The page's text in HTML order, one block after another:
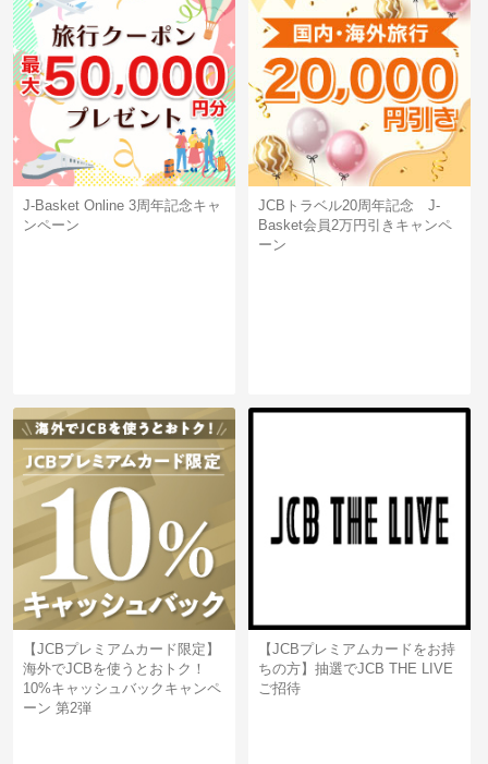
J-Basket Online 3周年記念キャ
ンペーン
【JCBプレミアムカード限定】
海外でJCBを使うとおトク！
10%キャッシュバックキャンペ
ーン 第2弾
JCBトラベル20周年記念 J-
Basket会員2万円引きキャンペ
ーン
【JCBプレミアムカードをお持
ちの方】抽選でJCB THE LIVE
ご招待